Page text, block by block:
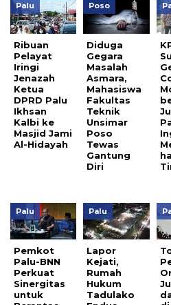
Palu
Ribuan
Pelayat
Iringi
Jenazah
Ketua
DPRD Palu
Ikhsan
Kalbi ke
Masjid Jami
Al-Hidayah
Poso
Diduga
Gegara
Masalah
Asmara,
Mahasiswa
Fakultas
Teknik
Unsimar
Poso
Tewas
Gantung
Diri
Palu
Pemkot
Palu-BNN
Perkuat
Sinergitas
untuk
Palu
Lapor
Kejati,
Rumah
Hukum
Tadulako